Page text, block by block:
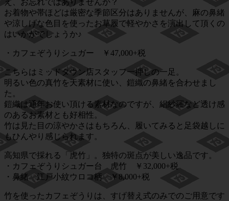
え、お忘れではありませんか？
お着物や帯ほどは厳密な季節区分はありませんが、麻の鼻緒
や涼しげな色目を使ったお草履で軽やかさを演出して頂くの
はいかがでしょうか♪
・カフェぞうりシュガー ￥47,000+税
こちらはミッドタウン店スタッフ一押しの一足。
明るい色の真竹を天素材に使い、鎧織の鼻緒を合わせまし
た。
鎧織は通年お使い頂ける素材なのですが、絽紗羅など透け感
のあるお素材とも好相性。
竹は見た目の涼やかさはもちろん、履いてみると足袋越しに
もひんやり感じられます。
高知県で採れる「虎竹」。独特の斑点が美しい逸品です。
・カフェぞうりシュガー台 虎竹 ￥32,000+税
・鼻緒 江戸小紋ウロコ柄 ￥8,000+税
竹を使ったカフェぞうりは、すげ替え式のみでのご用意です